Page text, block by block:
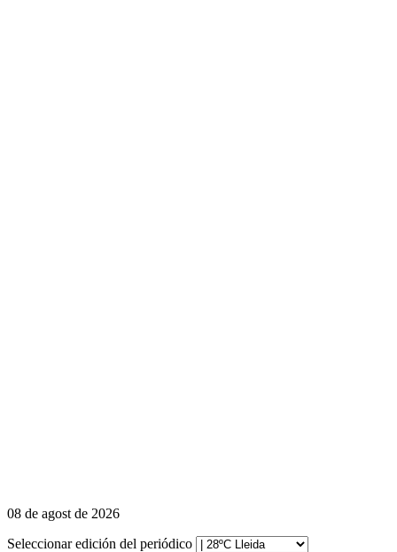
08 de agost de 2026
Seleccionar edición del periódico